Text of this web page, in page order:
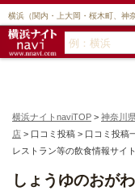
横浜（関内・上大岡・桜木町、神
横浜ナイトnaviTOP > 神奈川
店 > 口コミ投稿 > 口コミ投
レストラン等の飲食情報サイト
しょうゆのおが